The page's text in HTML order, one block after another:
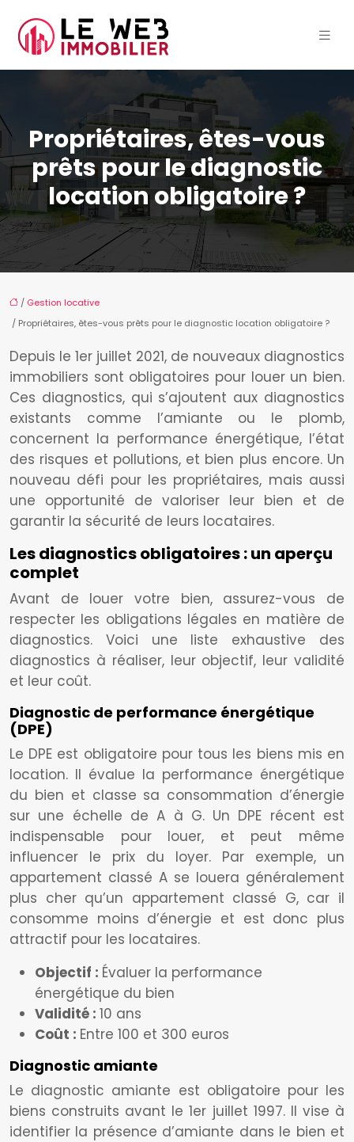
Propriétaires, êtes-vous
prêts pour le diagnostic
location obligatoire ?
/ Gestion locative
/ Propriétaires, êtes-vous prêts pour le diagnostic location obligatoire ?
Depuis le 1er juillet 2021, de nouveaux diagnostics
immobiliers sont obligatoires pour louer un bien.
Ces diagnostics, qui s’ajoutent aux diagnostics
existants comme l’amiante ou le plomb,
concernent la performance énergétique, l’état
des risques et pollutions, et bien plus encore. Un
nouveau défi pour les propriétaires, mais aussi
une opportunité de valoriser leur bien et de
garantir la sécurité de leurs locataires.
Les diagnostics obligatoires : un aperçu
complet
Avant de louer votre bien, assurez-vous de
respecter les obligations légales en matière de
diagnostics. Voici une liste exhaustive des
diagnostics à réaliser, leur objectif, leur validité
et leur coût.
Diagnostic de performance énergétique
(DPE)
Le DPE est obligatoire pour tous les biens mis en
location. Il évalue la performance énergétique
du bien et classe sa consommation d’énergie
sur une échelle de A à G. Un DPE récent est
indispensable pour louer, et peut même
influencer le prix du loyer. Par exemple, un
appartement classé A se louera généralement
plus cher qu’un appartement classé G, car il
consomme moins d’énergie et est donc plus
attractif pour les locataires.
Objectif : Évaluer la performance
énergétique du bien
Validité : 10 ans
Coût : Entre 100 et 300 euros
Diagnostic amiante
Le diagnostic amiante est obligatoire pour les
biens construits avant le 1er juillet 1997. Il vise à
identifier la présence d’amiante dans le bien et